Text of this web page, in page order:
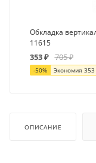
Обкладка
11615
353₽ 705₽
-50% Экономия 353
ОПИСАНИЕ